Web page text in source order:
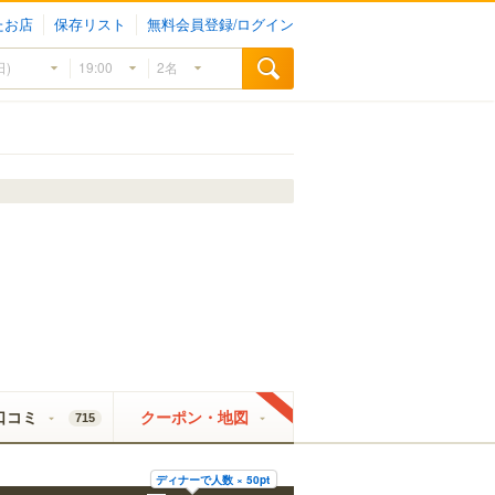
お店 保存リスト 無料会員登録/ログイン
コミ 715 クーポン・地図
ディナーで人数 × 50pt